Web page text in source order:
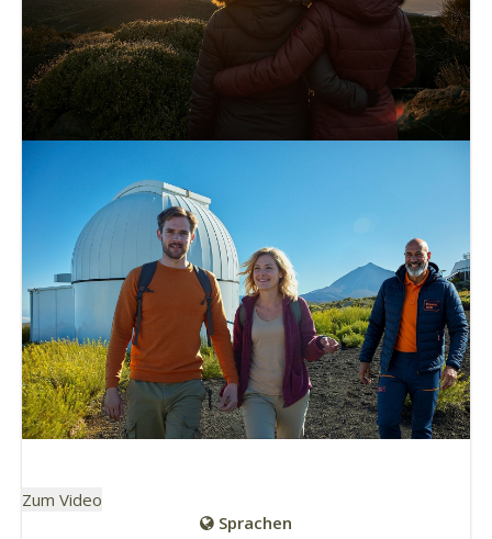
Zum Video
Sprachen